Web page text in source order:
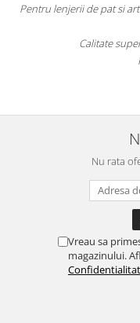
Pentru lenjerii de pat si
Calitate
Nu rata
Vreau sa
magazinului.